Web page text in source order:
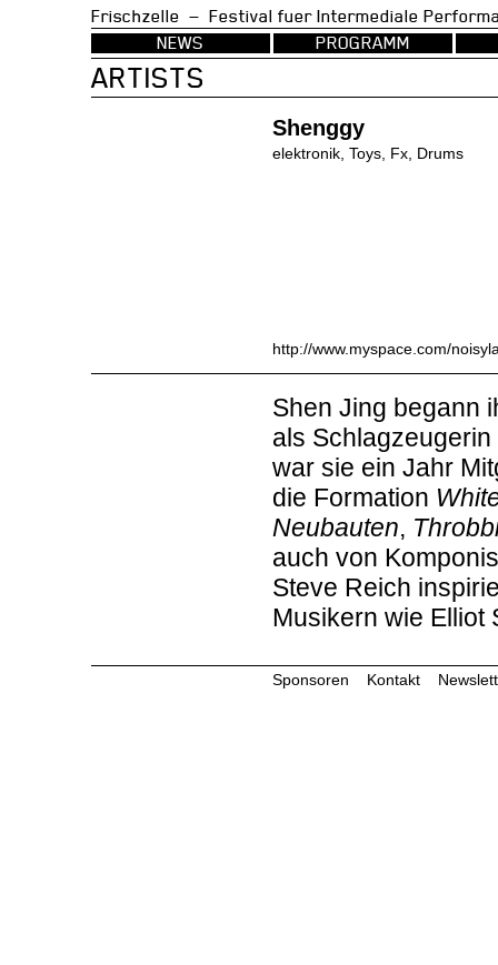
Frischzelle — Festival fuer
NEWS
PROGRAMM
ARTISTS
Shenggy
elektronik, Toys, Fx, Drums
http://www.myspace.com/
Shen Jing begann
als
war sie ein Jahr
die Formation
Neubauten,
auch von
Steve Reich
Musikern wie Elliot
Sponsoren Kontakt